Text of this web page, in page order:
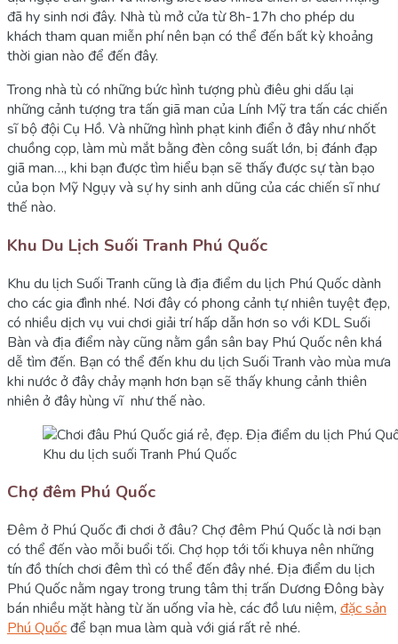
đã hy sinh nơi đây. Nhà tù mở cửa từ 8h-17h cho phép du
khách tham quan miễn phí nên bạn có thể đến bất kỳ khoảng
thời gian nào để đến đây.
Trong nhà tù có những bức hình tượng phù điêu ghi dấu lại
những cảnh tượng tra tấn giã man của Lính Mỹ tra tấn các chiến
sĩ bộ đội Cụ Hồ. Và những hình phạt kinh điển ở đây như nhốt
chuồng cọp, làm mù mắt bằng đèn công suất lớn, bị đánh đạp
giã man…, khi bạn được tìm hiểu bạn sẽ thấy được sự tàn bạo
của bọn Mỹ Ngụy và sự hy sinh anh dũng của các chiến sĩ như
thế nào.
Khu Du Lịch Suối Tranh Phú Quốc
Khu du lịch Suối Tranh cũng là địa điểm du lịch Phú Quốc dành
cho các gia đình nhé. Nơi đây có phong cảnh tự nhiên tuyệt đẹp,
có nhiều dịch vụ vui chơi giải trí hấp dẫn hơn so với KDL Suối
Bàn và địa điểm này cũng nằm gần sân bay Phú Quốc nên khá
dễ tìm đến. Bạn có thể đến khu du lịch Suối Tranh vào mùa mưa
khi nước ở đây chảy mạnh hơn bạn sẽ thấy khung cảnh thiên
nhiên ở đây hùng vĩ như thế nào.
Khu du lịch suối Tranh Phú Quốc
Chợ đêm Phú Quốc
Đêm ở Phú Quốc đi chơi ở đâu? Chợ đêm Phú Quốc là nơi bạn
có thể đến vào mỗi buổi tối. Chợ họp tới tối khuya nên những
tín đồ thích chơi đêm thì có thể đến đây nhé. Địa điểm du lịch
Phú Quốc nằm ngay trong trung tâm thị trấn Dương Đông bày
bán nhiều mặt hàng từ ăn uống vỉa hè, các đồ lưu niệm, đặc sản
Phú Quốcđể bạn mua làm quà với giá rất rẻ nhé.